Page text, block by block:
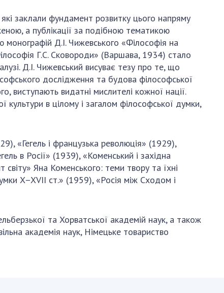
які заклали фундамент розвитку цього напряму
а публікації за подібною тематикою
монографій Д.І. Чижевського «Філософія на
Г.С. Сковороди» (Варшава, 1934) стало
Д.І. Чижевський висуває тезу про те, що
дослідження та будова філософської
виступають видатні мислителі кожної нації.
культури в цілому і загалом філософської думки,
«Гегель і французька революція» (1929),
в Росії» (1939), «Коменський і західна
Яна Коменського: теми твору та їхні
X–XVІІ ст.» (1959), «Росія між Сходом і
та Хорватської академій наук, а також
академія наук, Німецьке товариство